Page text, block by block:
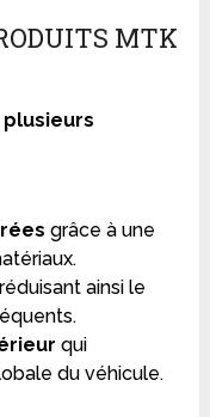
MTK
grâce à une
ainsi le
qui
du véhicule.